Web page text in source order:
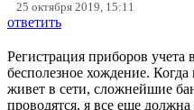
25 октября 2019, 15:11
ответить
Регистрация приборов
бесполезное хождение.
живет в сети, сложнейшие
проводятся, я все еще